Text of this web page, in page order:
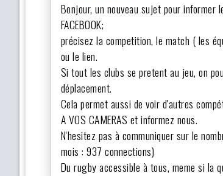
Bonjour, un nouveau sujet pour
FACEBOOK;
précisez la competition, le match ( les
ou le lien.
Si tout les clubs se pretent au jeu, on
déplacement.
Cela permet aussi de voir d'autres
A VOS CAMERAS et informez nous.
N'hesitez pas à communiquer sur le
mois : 937 connections)
Du rugby accessible à tous, meme si la